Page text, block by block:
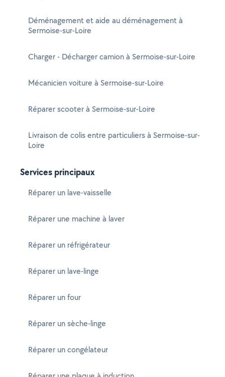
Déménagement et aide au déménagement à
Sermoise-sur-Loire
Charger - Décharger camion à Sermoise-sur-Loire
Mécanicien voiture à Sermoise-sur-Loire
Réparer scooter à Sermoise-sur-Loire
Livraison de colis entre particuliers à Sermoise-sur-
Loire
Services principaux
Réparer un lave-vaisselle
Réparer une machine à laver
Réparer un réfrigérateur
Réparer un lave-linge
Réparer un four
Réparer un sèche-linge
Réparer un congélateur